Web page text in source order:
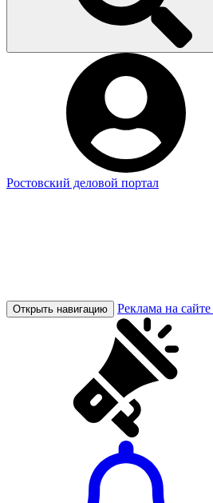
Ростовский деловой портал
Открыть навигацию Реклама на сайте